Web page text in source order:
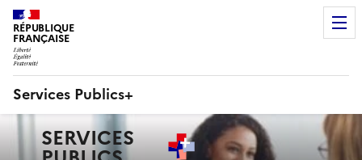
RÉPUBLIQUE
FRANÇAISE
Services Publics+
principaleSERVICES